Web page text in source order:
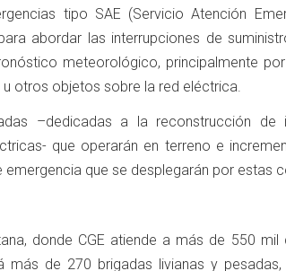
tipo SAE (Servicio Atención
abordar las interrupciones de
meteorológico, principalmente
otros objetos sobre la red eléctrica.
–dedicadas a la reconstrucción de
que operarán en terreno e
que se desplegarán por estas
donde CGE atiende a más de 550 mil
más de 270 brigadas livianas y